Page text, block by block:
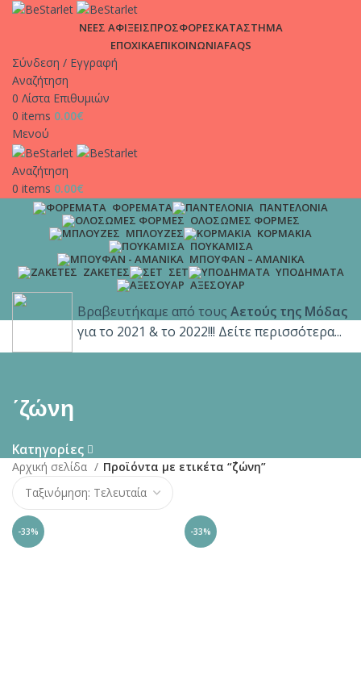
ΝΕΕΣ ΑΦΙΞΕΙΣΠΡΟΣΦΟΡΕΣΚΑΤΑΣΤΗΜΑ
ΕΠΟΧΙΚΑΕΠΙΚΟΙΝΩΝΙΑFAQS
Σύνδεση / Εγγραφή
Αναζήτηση
0 Λίστα Επιθυμιών
0 items 0.00€
Μενού
Αναζήτηση
0 items 0.00€
ΦΟΡΈΜΑΤΑ
ΠΑΝΤΕΛΌΝΙΑ
ΟΛΌΣΩΜΕΣ ΦΌΡΜΕΣ
ΜΠΛΟΎΖΕΣ
ΚΟΡΜΆΚΙΑ
ΠΟΥΚΆΜΙΣΑ
ΜΠΟΥΦΆΝ – ΑΜΆΝΙΚΑ
ΖΑΚΈΤΕΣ
ΣΕΤ
ΥΠΟΔΉΜΑΤΑ
ΑΞΕΣΟΥΆΡ
Βραβευτήκαμε από τους Αετούς της Μόδας
για το 2021 & το 2022!!! Δείτε περισσότερα...
΄ζώνη
Κατηγορίες
Αρχική σελίδα Προϊόντα με ετικέτα “΄ζώνη”
-33% -33%
ΑΠΟΣΤΟΛΕΣ | Σε χρόνο μηδέν στη πόρτα σου, μόνο με 4.9€
και δωρεάν μεταφορικά για παραγγελίες άνω των 65€!!